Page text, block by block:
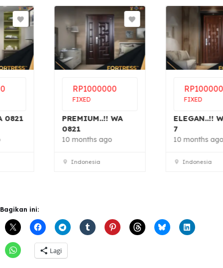
PREMIUM..!! WA
10 months ago
ELEGAN..!! WA 0821
10 months ago
Bagikan ini:
Lagi